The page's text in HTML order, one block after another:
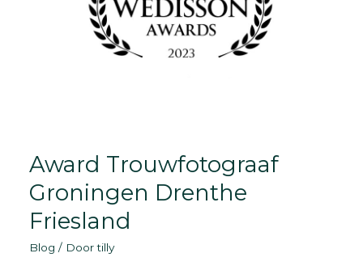
Award Trouwfotograaf
Groningen Drenthe
Friesland
Blog / Doortilly